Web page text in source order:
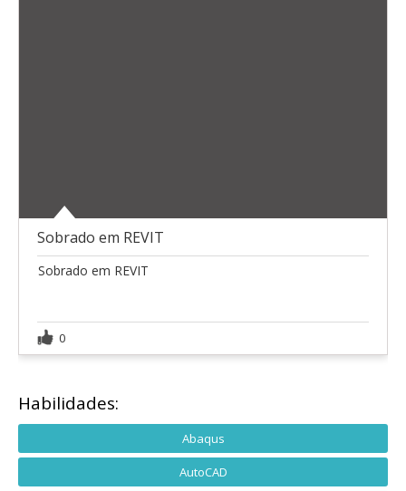
Sobrado em REVIT
Sobrado em REVIT
0
Habilidades:
Abaqus
AutoCAD